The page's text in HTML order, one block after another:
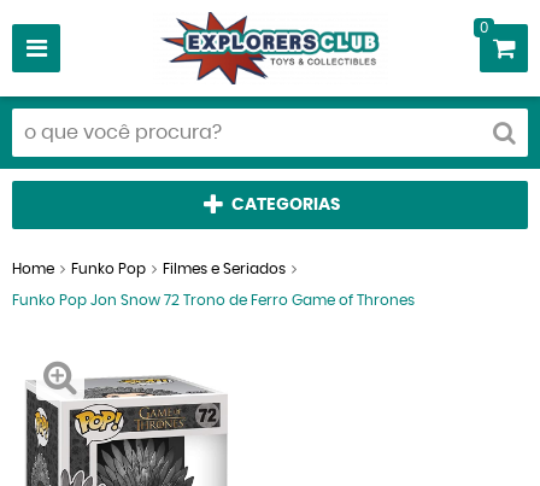
0
CATEGORIAS
Home Funko Pop Filmes e Seriados
Funko Pop Jon Snow 72 Trono de Ferro Game of Thrones